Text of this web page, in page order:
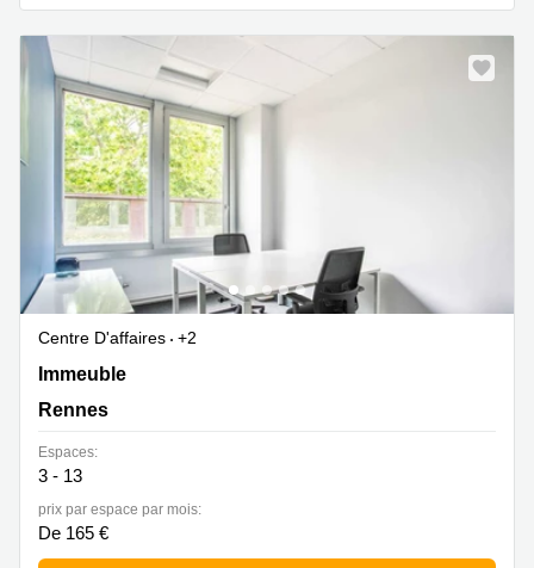
Centre D'affaires
+2
Immeuble 3 Soleils,20 rue d'Isly, Rennes
Immeuble
Rennes
Espaces:
3 - 13
prix par espace par mois:
De 165 €